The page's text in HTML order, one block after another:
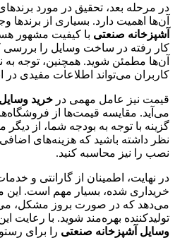
در مرحله بعد، تحقیق در مورد
آن‌ها اهمیت دارد. بسیاری از برندها
آشپزخانه صنعتی با کیفیت مشهور
کار رفته در ساخت وسایل را بررسی
آن‌ها مطمئن شوید. همچنین، توجه به
کاربران می‌تواند اطلاعات مفیدی در
قیمت نیز عامل مهمی در خرید
می‌آید. مقایسه قیمت‌ها از
گزینه با توجه به بودجه شما، از
نظر داشته باشید که هزینه‌های
نصب را نیز محاسبه کنید.
در نهایت، اطمینان از گارانتی و
خریداری شده، بسیار مهم است. این
می‌دهد که در صورت بروز مشکل،
تولیدکننده بهره‌مند شوید. با رعایت
وسایل آشپزخانه صنعتی را برای